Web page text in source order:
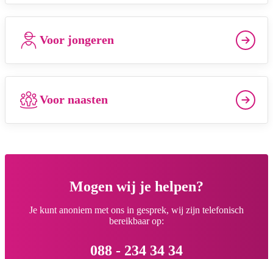
Voor jongeren
Voor naasten
Mogen wij je helpen?
Je kunt anoniem met ons in gesprek, wij zijn telefonisch
bereikbaar op:
088 - 234 34 34